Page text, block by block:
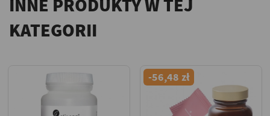
INNE PRODUKTY W TEJ
KATEGORII
-56,48 zł